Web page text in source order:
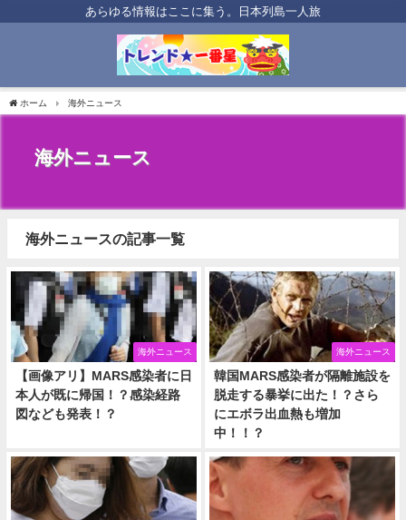
あらゆる情報はここに集う。日本列島一人旅
ホーム 海外ニュース
海外ニュース
海外ニュースの記事一覧
海外ニュース
【画像アリ】MARS感染者に日
本人が既に帰国！？感染経路
図なども発表！？
海外ニュース
韓国MARS感染者が隔離施設を
脱走する暴挙に出た！？さら
にエボラ出血熱も増加
中！！？